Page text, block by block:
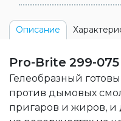
Описание
Pro-Brite 299-
Гелеобразный
против дымовых
пригаров и жиров, и